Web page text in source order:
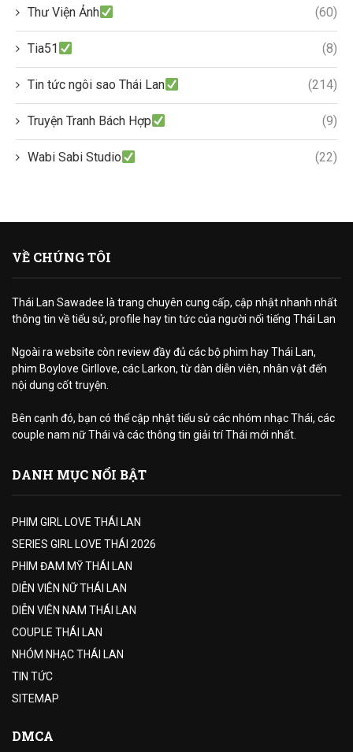
Thư Viện Ảnh (60)
Tia51 (8)
Tin tức ngôi sao Thái Lan (214)
Truyện Tranh Bách Hợp (9)
Wabi Sabi Studio (22)
VỀ CHÚNG TÔI
Thái Lan Sawadee là trang chuyên cung cấp, cập nhật nhanh nhất
thông tin về tiểu sử, profile hay tin tức của người nổi tiếng Thái Lan
Ngoài ra website còn review đầy đủ các bộ phim hay Thái Lan,
phim Boylove Girllove, các Larkon, từ dàn diễn viên, nhân vật đến
nội dung cốt truyện.
Bên cạnh đó, bạn có thể cập nhật tiểu sử các nhóm nhạc Thái, các
couple nam nữ Thái và các thông tin giải trí Thái mới nhất.
DANH MỤC NỔI BẬT
PHIM GIRL LOVE THÁI LAN
SERIES GIRL LOVE THÁI 2026
PHIM ĐAM MỸ THÁI LAN
DIỄN VIÊN NỮ THÁI LAN
DIỄN VIÊN NAM THÁI LAN
COUPLE THÁI LAN
NHÓM NHẠC THÁI LAN
TIN TỨC
SITEMAP
DMCA